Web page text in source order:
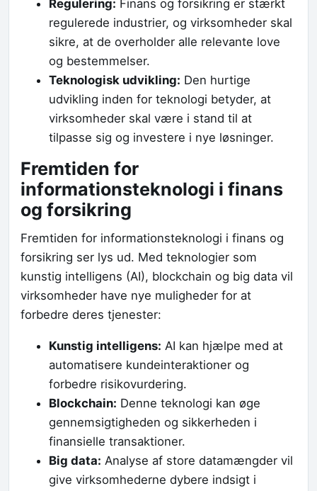
Regulering: Finans og forsikring er stærkt
regulerede industrier, og virksomheder skal
sikre, at de overholder alle relevante love
og bestemmelser.
Teknologisk udvikling: Den hurtige
udvikling inden for teknologi betyder, at
virksomheder skal være i stand til at
tilpasse sig og investere i nye løsninger.
Fremtiden for
informationsteknologi i finans
og forsikring
Fremtiden for informationsteknologi i finans og
forsikring ser lys ud. Med teknologier som
kunstig intelligens (AI), blockchain og big data vil
virksomheder have nye muligheder for at
forbedre deres tjenester:
Kunstig intelligens: AI kan hjælpe med at
automatisere kundeinteraktioner og
forbedre risikovurdering.
Blockchain: Denne teknologi kan øge
gennemsigtigheden og sikkerheden i
finansielle transaktioner.
Big data: Analyse af store datamængder vil
give virksomhederne dybere indsigt i